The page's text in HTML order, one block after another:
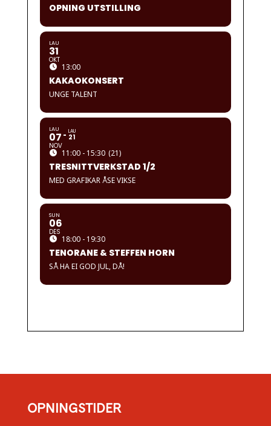
OPNING UTSTILLING
LAU
31
OKT
13:00
KAKAOKONSERT
UNGE TALENT
LAU
07
NOV
LAU
21
11:00 - 15:30 (21)
TRESNITTVERKSTAD 1/2
MED GRAFIKAR ÅSE VIKSE
SUN
06
DES
18:00 - 19:30
TENORANE & STEFFEN HORN
SÅ HA EI GOD JUL, DÅ!
OPNINGSTIDER